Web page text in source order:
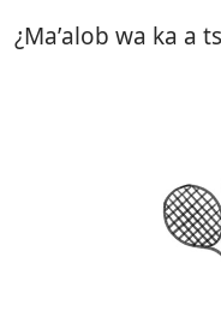
¿Maʼalob wa ka a